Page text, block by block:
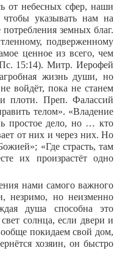
от небесных сфер, наши
указывать нам на
земных благ.
подверженному
ценное из всего, чем
15:14). Митр. Иерофей
жизнь души, но
войдёт, пока не станем
плоти. Преп. Фалассий
телом». «Владение
простое дело, но … кто
от них и через них. Но
«Где страсть, там
их произрастёт одно
нами самого важного
незримо, но неизменно
душа способна это
солнца, если двери и
покидаем свой дом,
хозяин, он быстро